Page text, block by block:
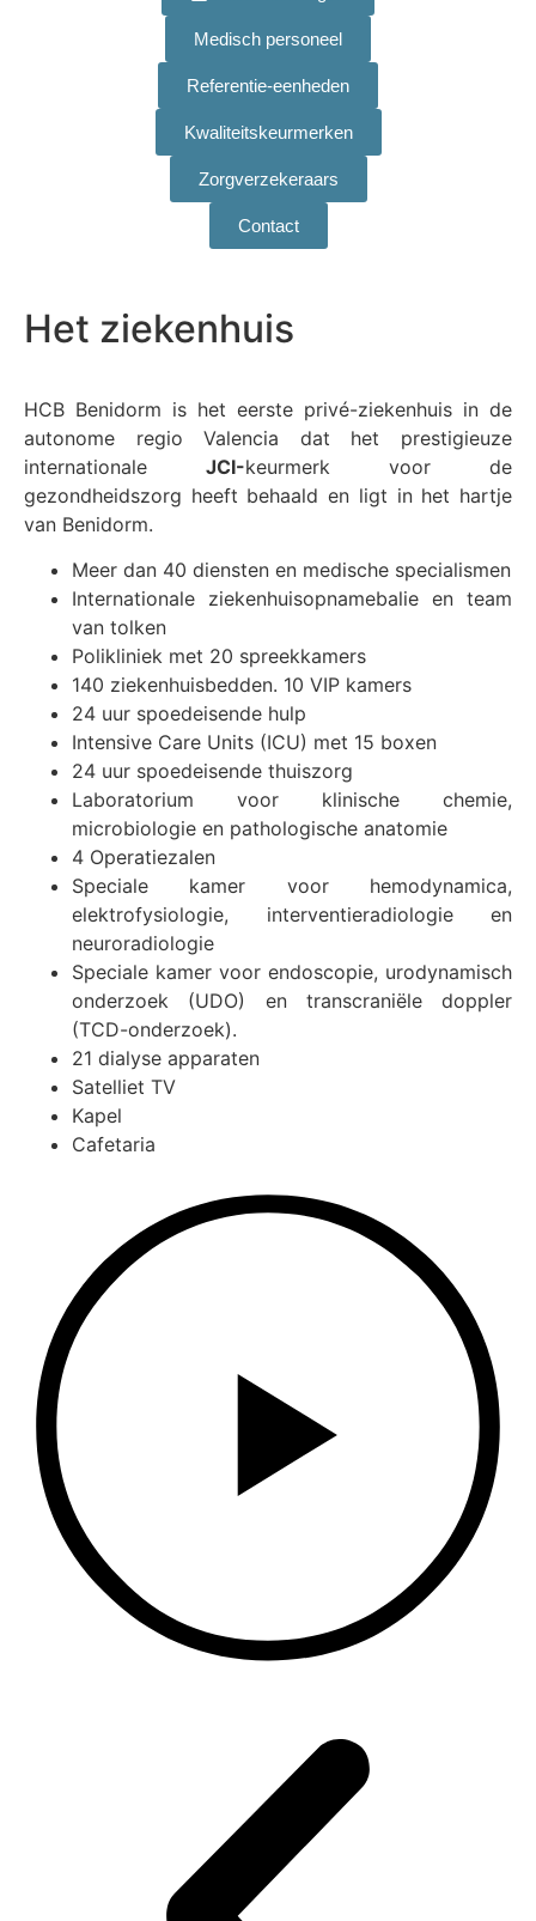
Medisch personeel
Referentie-eenheden
Kwaliteitskeurmerken
Zorgverzekeraars
Contact
Het ziekenhuis
HCB Benidorm is het eerste privé-ziekenhuis in de
autonome regio Valencia dat het prestigieuze
internationale JCI-keurmerk voor de
gezondheidszorg heeft behaald en ligt in het hartje
van Benidorm.
Meer dan 40 diensten en medische specialismen
Internationale ziekenhuisopnamebalie en team
van tolken
Polikliniek met 20 spreekkamers
140 ziekenhuisbedden. 10 VIP kamers
24 uur spoedeisende hulp
Intensive Care Units (ICU) met 15 boxen
24 uur spoedeisende thuiszorg
Laboratorium voor klinische chemie,
microbiologie en pathologische anatomie
4 Operatiezalen
Speciale kamer voor hemodynamica,
elektrofysiologie, interventieradiologie en
neuroradiologie
Speciale kamer voor endoscopie, urodynamisch
onderzoek (UDO) en transcraniële doppler
(TCD-onderzoek).
21 dialyse apparaten
Satelliet TV
Kapel
Cafetaria